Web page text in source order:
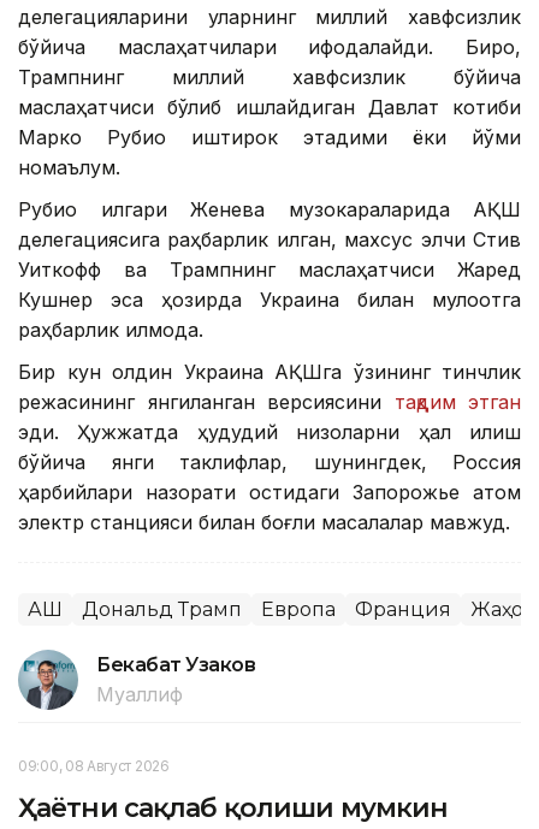
делегацияларини уларнинг миллий хавфсизлик
бўйича маслаҳатчилари ифодалайди. Бироқ,
Трампнинг миллий хавфсизлик бўйича
маслаҳатчиси бўлиб ишлайдиган Давлат котиби
Марко Рубио иштирок этадими ёки йўқми
номаълум.
Рубио илгари Женева музокараларида АҚШ
делегациясига раҳбарлик қилган, махсус элчи Стив
Уиткофф ва Трампнинг маслаҳатчиси Жаред
Кушнер эса ҳозирда Украина билан мулоқотга
раҳбарлик қилмоқда.
Бир кун олдин Украина АҚШга ўзининг тинчлик
режасининг янгиланган версиясини тақдим этган
эди. Ҳужжатда ҳудудий низоларни ҳал қилиш
бўйича янги таклифлар, шунингдек, Россия
ҳарбийлари назорати остидаги Запорожье атом
электр станцияси билан боғлиқ масалалар мавжуд.
АҚШ Дональд Трамп Европа Франция
Бекабат Узаков
Муаллиф
09:00, 08 Август 2026
Ҳаётни сақлаб қолиши мумкин